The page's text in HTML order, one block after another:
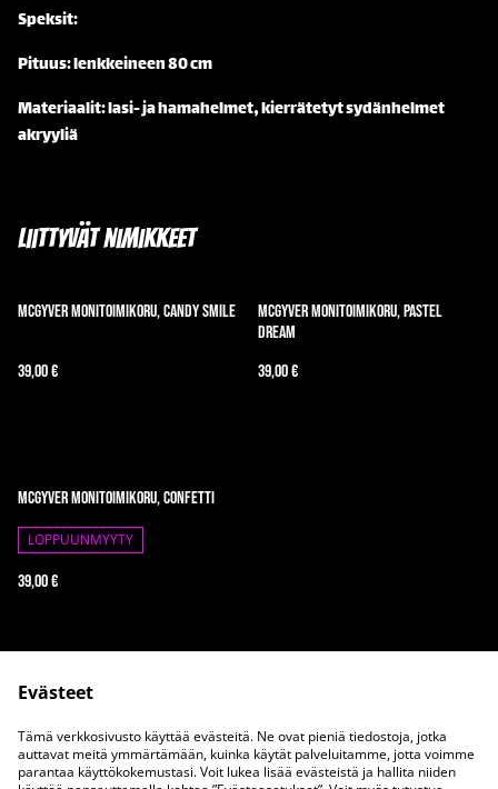
Speksit:
Pituus: lenkkeineen 80 cm
Materiaalit: lasi- ja hamahelmet, kierrätetyt sydänhelmet
akryyliä
Liittyvät nimikkeet
McGyver Monitoimikoru, Candy Smile
39,00 €
McGyver Monitoimikoru, Pastel
Dream
39,00 €
McGyver Monitoimikoru, Confetti
LOPPUUNMYYTY
39,00 €
Evästeet
Tämä verkkosivusto käyttää evästeitä. Ne ovat pieniä tiedostoja, jotka
auttavat meitä ymmärtämään, kuinka käytät palveluitamme, jotta voimme
parantaa käyttökokemustasi. Voit lukea lisää evästeistä ja hallita niiden